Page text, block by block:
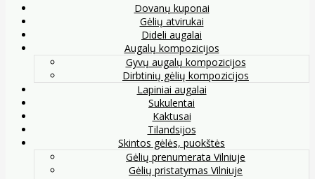
Dovanų kuponai
Gėlių atvirukai
Dideli augalai
Augalų kompozicijos
Gyvų augalų kompozicijos
Dirbtinių gėlių kompozicijos
Lapiniai augalai
Sukulentai
Kaktusai
Tilandsijos
Skintos gėlės, puokštės
Gėlių prenumerata Vilniuje
Gėlių pristatymas Vilniuje